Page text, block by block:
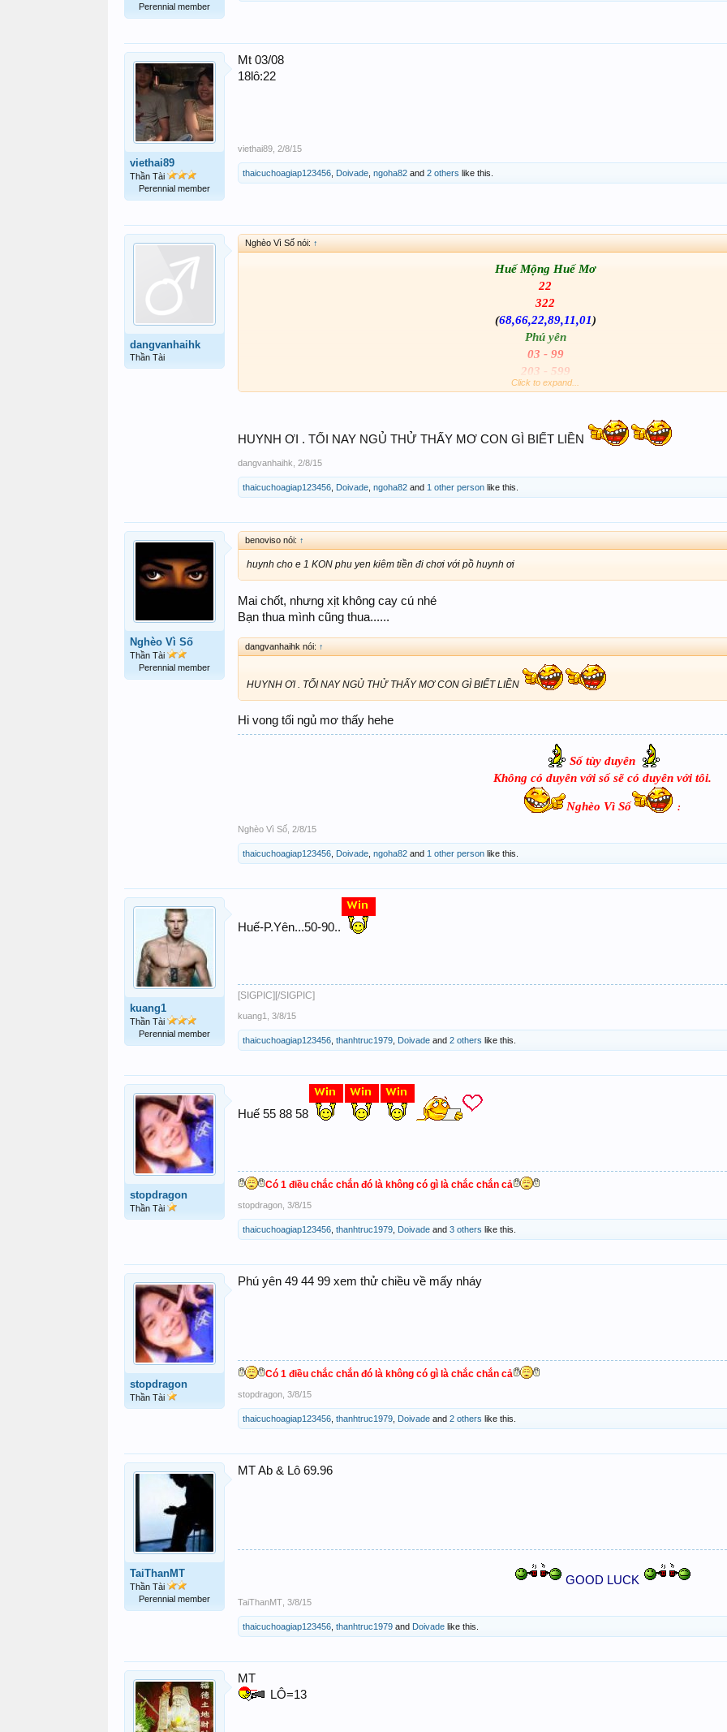
Perennial member
viethai89
Thần Tài
Perennial member
Mt 03/08
18lô:22
viethai89 2/8/15
thaicuchoagiap123456 Doivade ngoha82 and 2 others like this.
dangvanhaihk
Thần Tài
Nghèo Vì Số nói: ↑
Huế Mộng Huế Mơ
22
322
(68,66,22,89,11,01)
Phú yên
03 - 99
203 - 599
32,33,03,05,65,99
Click to expand...
HUYNH ƠI . TỐI NAY NGỦ THỬ THẤY MƠ CON GÌ BIẾT LIỀN
dangvanhaihk 2/8/15
thaicuchoagiap123456 Doivade ngoha82 and 1 other person like this.
Nghèo Vì Số
Thần Tài
Perennial member
benoviso nói: ↑
huynh cho e 1 KON phu yen kiêm tiền đi chơi với pồ huynh ơi
Mai chốt, nhưng xịt không cay cú nhé
Bạn thua mình cũng thua......
dangvanhaihk nói: ↑
HUYNH ƠI . TỐI NAY NGỦ THỬ THẤY MƠ CON GÌ BIẾT LIỀN
Hi vong tối ngủ mơ thấy hehe
Số tùy duyên
Không có duyên với số sẽ có duyên với tôi.
Nghèo Vì Số :​
Nghèo Vì Số 2/8/15
thaicuchoagiap123456 Doivade ngoha82 and 1 other person like this.
kuang1
Thần Tài
Perennial member
Huế-P.Yên...50-90..
[SIGPIC][/SIGPIC]
kuang1 3/8/15
thaicuchoagiap123456 thanhtruc1979 Doivade and 2 others like this.
stopdragon
Thần Tài
Huế 55 88 58
Có 1 điều chắc chắn đó là không có gì là chắc chắn cả
stopdragon 3/8/15
thaicuchoagiap123456 thanhtruc1979 Doivade and 3 others like this.
stopdragon
Thần Tài
Phú yên 49 44 99 xem thử chiều về mấy nháy
Có 1 điều chắc chắn đó là không có gì là chắc chắn cả
stopdragon 3/8/15
thaicuchoagiap123456 thanhtruc1979 Doivade and 2 others like this.
TaiThanMT
Thần Tài
Perennial member
MT Ab & Lô 69.96
GOOD LUCK
TaiThanMT 3/8/15
thaicuchoagiap123456 thanhtruc1979 and Doivade like this.
MT
LÔ=13